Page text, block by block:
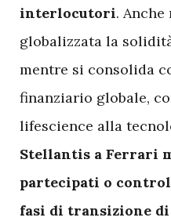
interlocutori. Anche
globalizzata la
mentre si consolida
finanziario globale,
lifescience alla
Stellantis a Ferrari
partecipati o
fasi di transizione